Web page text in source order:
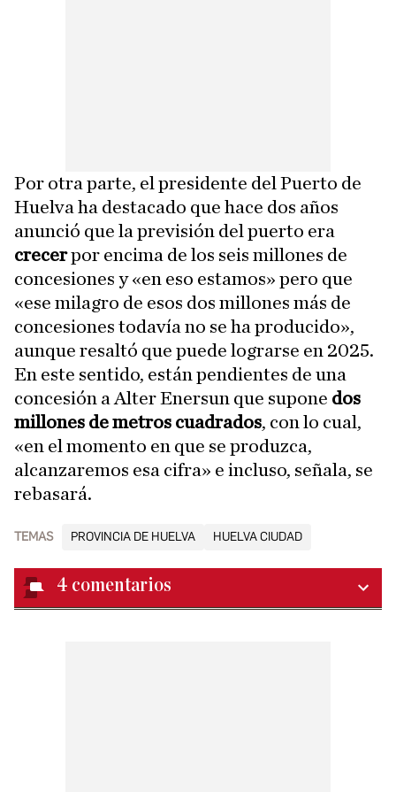
Por otra parte, el presidente del Puerto de
Huelva ha destacado que hace dos años
anunció que la previsión del puerto era
crecerpor encima de los seis millones de
concesiones y «en eso estamos» pero que
«ese milagro de esos dos millones más de
concesiones todavía no se ha producido»,
aunque resaltó que puede lograrse en 2025.
En este sentido, están pendientes de una
concesión a Alter Enersun que supone dos
millones de metros cuadrados, con lo cual,
«en el momento en que se produzca,
alcanzaremos esa cifra» e incluso, señala, se
rebasará.
TEMAS PROVINCIA DE HUELVA HUELVA CIUDAD
4 comentarios